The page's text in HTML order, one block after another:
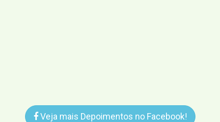
Veja mais Depoimentos no Facebook!